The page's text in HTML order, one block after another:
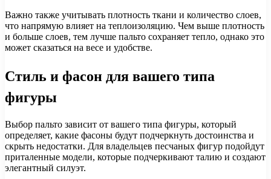
Важно также учитывать плотность ткани и количество слоев,
что напрямую влияет на теплоизоляцию. Чем выше плотность
и больше слоев, тем лучше пальто сохраняет тепло, однако это
может сказаться на весе и удобстве.
Стиль и фасон для вашего типа
фигуры
Выбор пальто зависит от вашего типа фигуры, который
определяет, какие фасоны будут подчеркнуть достоинства и
скрыть недостатки. Для владельцев песчаных фигур подойдут
приталенные модели, которые подчеркивают талию и создают
элегантный силуэт.